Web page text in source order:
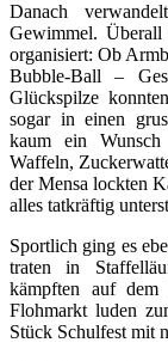
Danach
Gewimmel. Überall
organisiert: Ob
Bubble-Ball –
Glückspilze
sogar in einen
kaum ein
Waffeln,
der Mensa lockten
alles tatkräftig
Sportlich ging es
traten in
kämpften auf dem
Flohmarkt luden
Stück Schulfest mit